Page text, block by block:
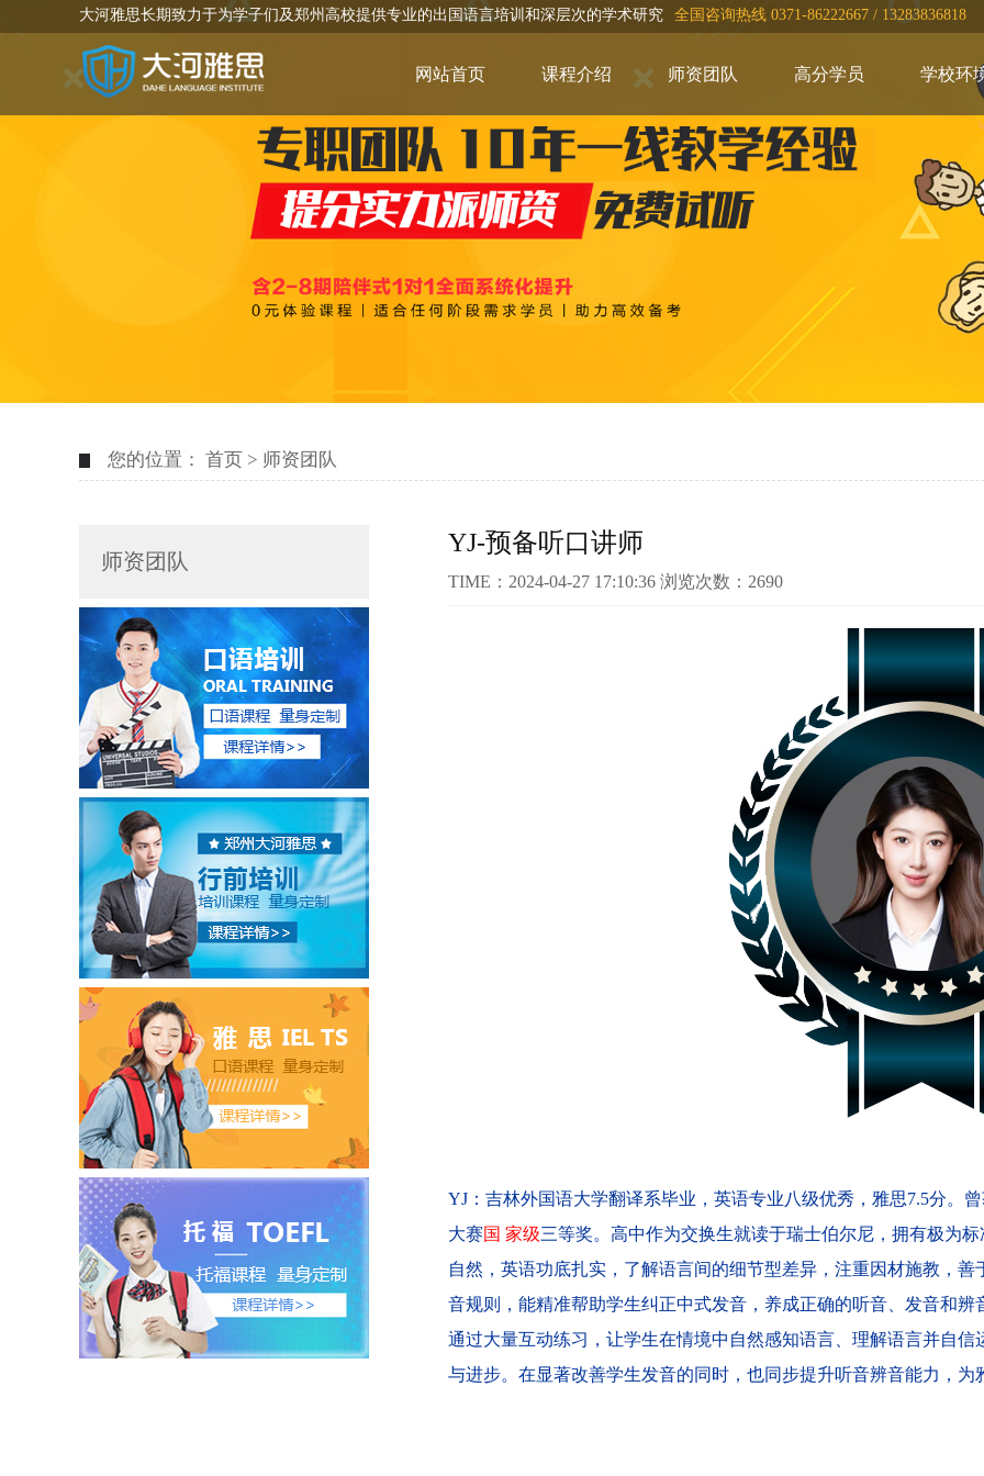
大河雅思长期致力于为学子们及郑州高校提供专业的出国语言培训和深层次的学术研究 全国咨询热线 0371-86222667 / 13283836818
网站首页 课程介绍 师资团队 高分学员 学校环
您的位置： 首页 > 师资团队
师资团队
YJ-预备听口讲师
TIME：2024-04-27 17:10:36 浏览次数：2690
YJ：吉林外国语大学翻译系毕业，英语专业八级优秀，雅思7.5分。
大赛国 家级三等奖。高中作为交换生就读于瑞士伯尔尼，拥有极为
自然，英语功底扎实，了解语言间的细节型差异，注重因材施教，
音规则，能精准帮助学生纠正中式发音，养成正确的听音、发音和
通过大量互动练习，让学生在情境中自然感知语言、理解语言并自
与进步。在显著改善学生发音的同时，也同步提升听音辨音能力，